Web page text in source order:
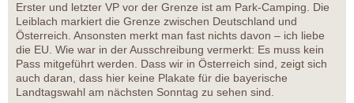
Erster und letzter VP vor der Grenze ist am Park-Camping. Die
Leiblach markiert die Grenze zwischen Deutschland und
Österreich. Ansonsten merkt man fast nichts davon – ich liebe
die EU. Wie war in der Ausschreibung vermerkt: Es muss kein
Pass mitgeführt werden. Dass wir in Österreich sind, zeigt sich
auch daran, dass hier keine Plakate für die bayerische
Landtagswahl am nächsten Sonntag zu sehen sind.